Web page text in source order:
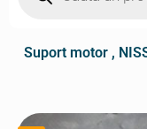
Suport motor ,